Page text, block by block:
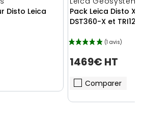
Disto Leica
Pack Leica Disto X6
DST360-X et TRI120
1469€ HT
Comparer